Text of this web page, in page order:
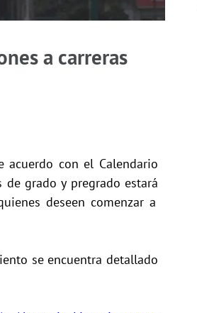
a carreras
acuerdo con el Calendario
grado y pregrado estará
deseen comenzar a
se encuentra detallado